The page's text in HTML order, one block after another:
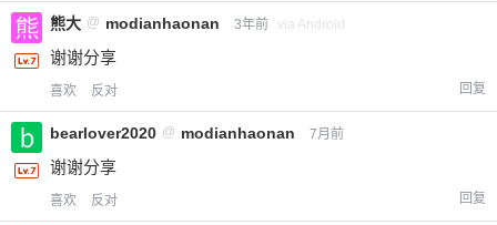
熊大 @ modianhaonan 3年前 via Android
谢谢分享
喜欢 反对 回复
bearlover2020 @ modianhaonan 7月前
谢谢分享
喜欢 反对 回复